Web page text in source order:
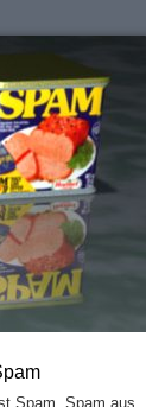
Spam. Spam aus